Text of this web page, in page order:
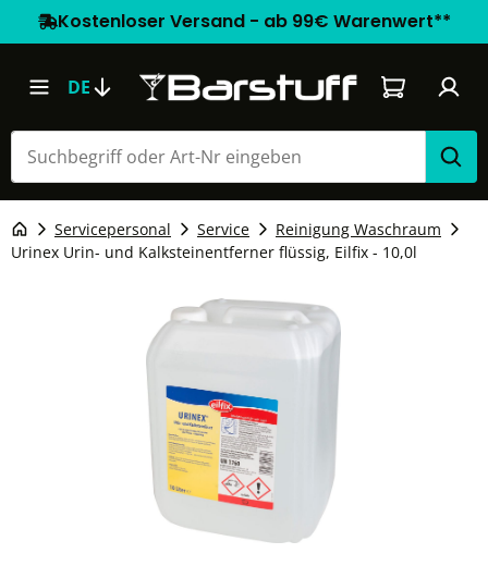
Kostenloser Versand - ab 99€ Warenwert**
DE Warenkorb
Servicepersonal Service
Reinigung Waschraum
Urinex Urin- und Kalksteinentferner flüssig, Eilfix - 10,0l